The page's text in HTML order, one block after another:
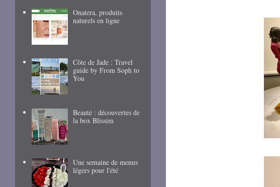
Onatera, produits
naturels en ligne
Côte de Jade : Travel
guide by From Soph to
You
Beauté : découvertes de
la box Blissim
Une semaine de menus
légers pour l'été